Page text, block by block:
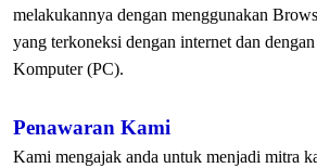
melakukannya dengan menggunakan
yang terkoneksi dengan internet dan
Komputer (PC).
Penawaran Kami
Kami mengajak anda untuk menjadi mitra